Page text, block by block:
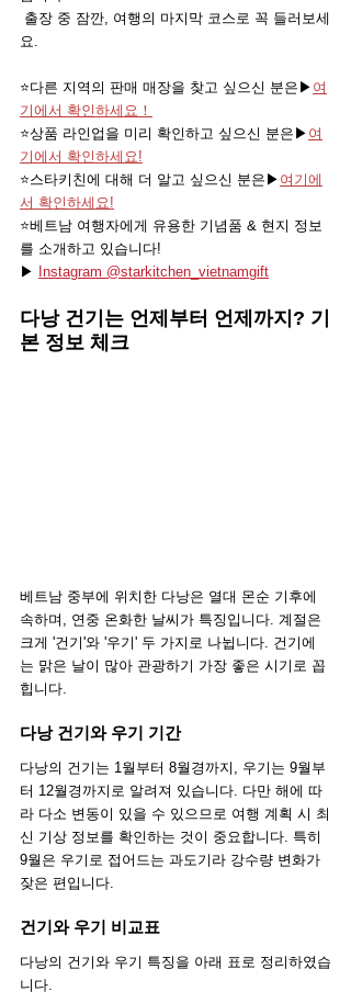
출장 중 잠깐, 여행의 마지막 코스로 꼭 들러보세
요.
⭐️다른 지역의 판매 매장을 찾고 싶으신 분은▶ 여
기에서 확인하세요！
⭐️상품 라인업을 미리 확인하고 싶으신 분은▶ 여
기에서 확인하세요!
⭐️스타키친에 대해 더 알고 싶으신 분은▶ 여기에
서 확인하세요!
⭐️베트남 여행자에게 유용한 기념품 & 현지 정보
를 소개하고 있습니다!
▶ Instagram @starkitchen_vietnamgift
다낭 건기는 언제부터 언제까지? 기
본 정보 체크
베트남 중부에 위치한 다낭은 열대 몬순 기후에
속하며, 연중 온화한 날씨가 특징입니다. 계절은
크게 '건기'와 '우기' 두 가지로 나뉩니다. 건기에
는 맑은 날이 많아 관광하기 가장 좋은 시기로 꼽
힙니다.
다낭 건기와 우기 기간
다낭의 건기는 1월부터 8월경까지, 우기는 9월부
터 12월경까지로 알려져 있습니다. 다만 해에 따
라 다소 변동이 있을 수 있으므로 여행 계획 시 최
신 기상 정보를 확인하는 것이 중요합니다. 특히
9월은 우기로 접어드는 과도기라 강수량 변화가
잦은 편입니다.
건기와 우기 비교표
다낭의 건기와 우기 특징을 아래 표로 정리하였습
니다.